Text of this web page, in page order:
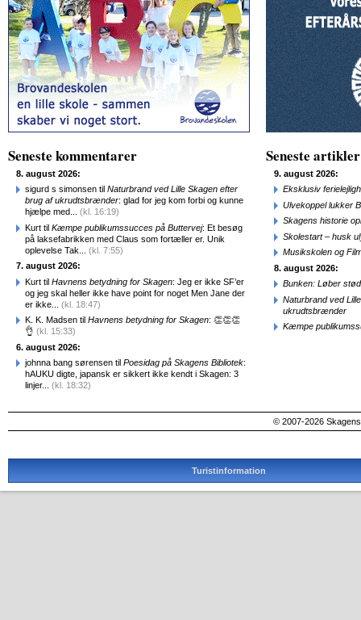
Seneste kommentarer
8. august 2026:
sigurd s simonsen til Naturbrand ved Lille Skagen efter
brug af ukrudtsbrænder: glad for jeg kom forbi og kunne
hjælpe med... (kl. 16:19)
Kurt til Kæmpe publikumssucces på Buttervej: Et besøg
på laksefabrikken med Claus som fortæller er. Unik
oplevelse Tak... (kl. 7:55)
7. august 2026:
Kurt til Havnens betydning for Skagen: Jeg er ikke SF’er
og jeg skal heller ikke have point for noget Men Jane der
er ikke... (kl. 18:47)
K. K. Madsen til Havnens betydning for Skagen: 👏👏👏
👌 (kl. 15:33)
6. august 2026:
johnna bang sørensen til Poesidag på Skagens Bibliotek:
hAUKU digte, japansk er sikkert ikke kendt i Skagen: 3
linjer... (kl. 18:32)
Seneste artikler
9. august 2026:
Eksklusiv
Ulvekoppel lukker
Skagens historie
Skolestart – husk
Musikskolen og
8. august 2026:
Bunken: Løber
Naturbrand ved
ukrudtsbrænder
Kæmpe
© 2007-2026
Turistinformation